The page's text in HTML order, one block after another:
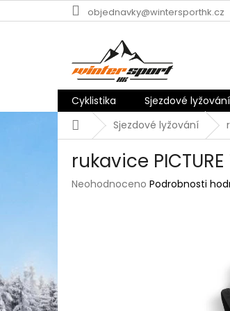
na
objednavky@wintersporthk.cz
Cyklistika Sjezdové lyžování
DomůSjezdové lyžování
rukavice
Průměrné
Neohodnoceno Podrobnosti